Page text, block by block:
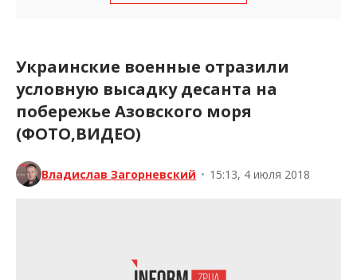
Украинские военные отразили
условную высадку десанта на
побережье Азовского моря
(ФОТО,ВИДЕО)
Владислав Загорневский • 15:13, 4 июля 2018